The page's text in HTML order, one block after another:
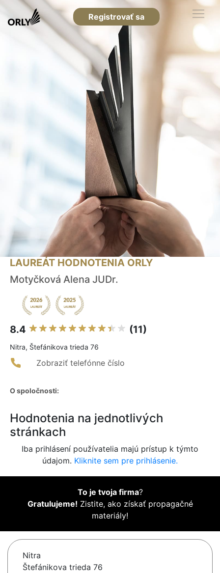
Registrovať sa
LAUREÁT HODNOTENIA ORLY
Motyčková Alena JUDr.
8.4 (11)
Nitra, Štefánikova trieda 76
Zobraziť telefónne číslo
O spoločnosti:
Hodnotenia na jednotlivých
stránkach
Iba prihlásení používatelia majú prístup k týmto
údajom. Kliknite sem pre prihlásenie.
To je tvoja firma?
Gratulujeme! Zistite, ako získať propagačné
materiály!
Nitra
Štefánikova trieda 76